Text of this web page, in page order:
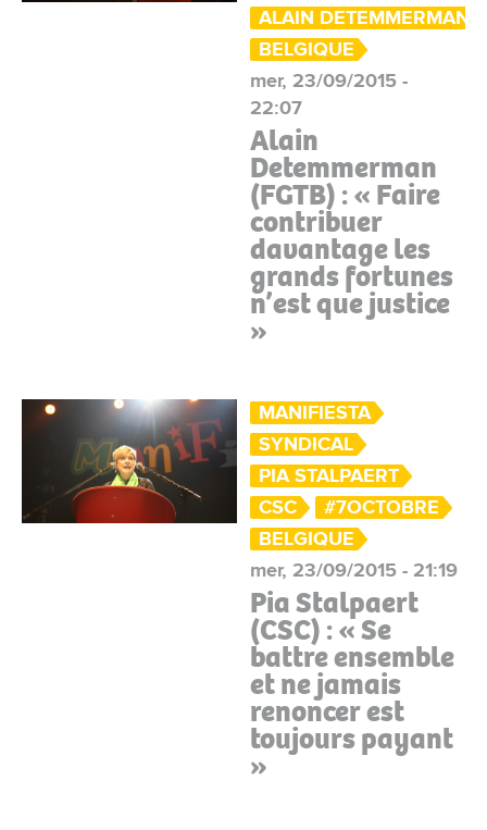
ALAIN DETEMMERMAN
BELGIQUE
mer, 23/09/2015 -
22:07
Alain
Detemmerman
(FGTB) : « Faire
contribuer
davantage les
grands fortunes
n’est que justice
»
MANIFIESTA
SYNDICAL
PIA STALPAERT
CSC
#7OCTOBRE
BELGIQUE
mer, 23/09/2015 - 21:19
Pia Stalpaert
(CSC) : « Se
battre ensemble
et ne jamais
renoncer est
toujours payant
»